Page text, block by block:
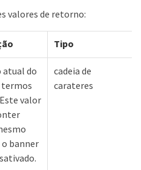
valores de retorno:
Tipo
atual do
valor
o banner
cadeia de
carateres